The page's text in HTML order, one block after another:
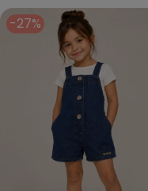
-27%